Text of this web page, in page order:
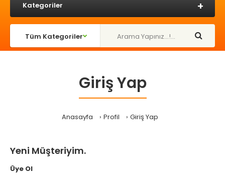
Kategoriler
Giriş Yap
Anasayfa Profil Giriş Yap
Yeni Müşteriyim.
Üye Ol